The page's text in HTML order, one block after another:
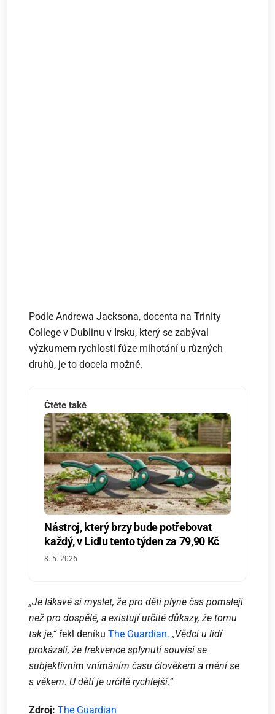
Podle Andrewa Jacksona, docenta na Trinity
College v Dublinu v Irsku, který se zabýval
výzkumem rychlosti fúze mihotání u různých
druhů, je to docela možné.
Čtěte také
Nástroj, který brzy bude potřebovat
každý, v Lidlu tento týden za 79,90 Kč
8. 5. 2026
„Je lákavé si myslet, že pro děti plyne čas pomaleji
než pro dospělé, a existují určité důkazy, že tomu
tak je,“řekl deníkuThe Guardian. „Vědci u lidí
prokázali, že frekvence splynutí souvisí se
subjektivním vnímáním času člověkem a mění se
s věkem. U dětí je určitě rychlejší.“
Zdroj: The Guardian